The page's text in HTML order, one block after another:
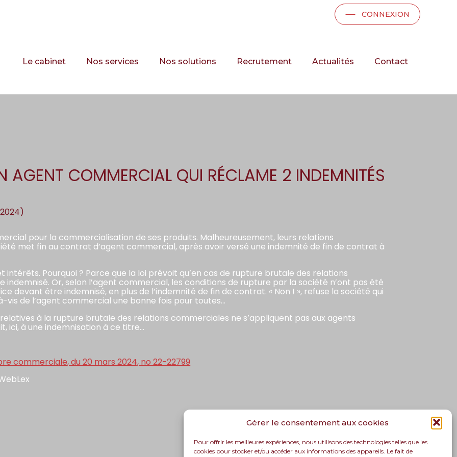
Gérer le consentement aux cookies
Pour offrir les meilleures expériences, nous utilisons des technologies telles que les
cookies pour stocker et/ou accéder aux informations des appareils. Le fait de
CONNEXION
Le cabinet Nos services Nos solutions Recrutement Actualités Contact
AGENT COMMERCIAL QUI RÉCLAME 2 INDEMNITÉS
pour la commercialisation de ses produits. Malheureusement, leurs relations
met fin au contrat d’agent commercial, après avoir versé une indemnité de fin de contrat à
intérêts. Pourquoi ? Parce que la loi prévoit qu’en cas de rupture brutale des relations
Or, selon l’agent commercial, les conditions de rupture par la société n’ont pas été
devant être indemnisé, en plus de l’indemnité de fin de contrat. « Non ! », refuse la société qui
de l’agent commercial une bonne fois pour toutes…
relatives à la rupture brutale des relations commerciales ne s’appliquent pas aux agents
ici, à une indemnisation à ce titre…
commerciale, du 20 mars 2024, no 22-22799